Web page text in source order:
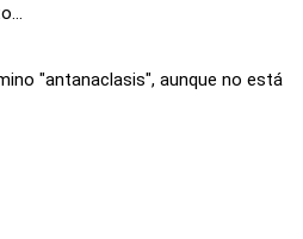
"antanaclasis", aunque no está